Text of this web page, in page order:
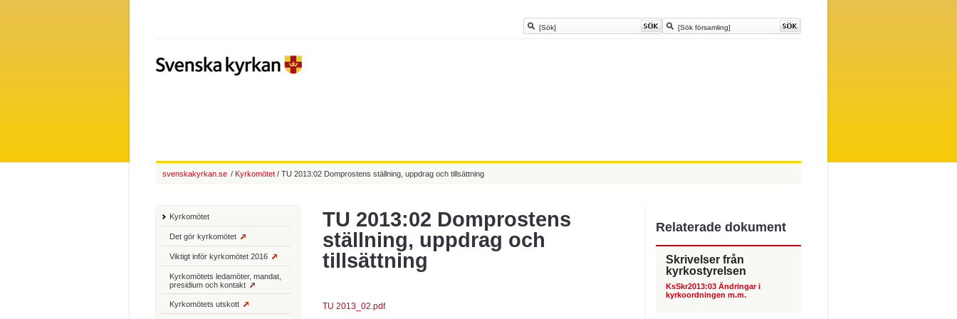
TU 2013:02 Domprostens
ställning, uppdrag och
tillsättning
TU 2013_02.pdf
Kyrkomötet
Det gör kyrkomötet
Viktigt inför kyrkomötet 2016
Kyrkomötets ledamöter, mandat,
presidium och kontakt
Kyrkomötets utskott
Relaterade dokument
Skrivelser från
kyrkostyrelsen
KsSkr2013:03 Ändringar i
kyrkoordningen m.m.
svenskakyrkan.se / Kyrkomötet / TU 2013:02 Domprostens ställning, uppdrag och tillsättning